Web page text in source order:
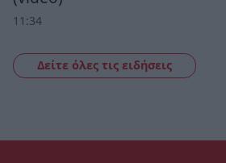
11:34
Δείτε όλες τις ειδήσεις